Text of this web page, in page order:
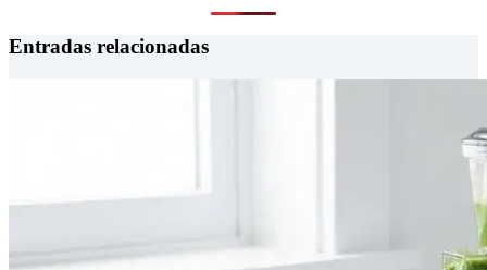
Entradas relacionadas